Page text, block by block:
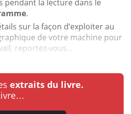
pendant la lecture dans le
.
sur la façon d’exploiter au
de votre machine pour
reportez-vous...
extraits du livre.